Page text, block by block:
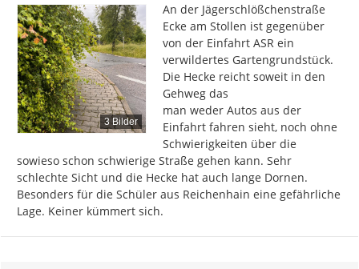
3 Bilder
An der Jägerschlößchenstraße
Ecke am Stollen ist gegenüber
von der Einfahrt ASR ein
verwildertes Gartengrundstück.
Die Hecke reicht soweit in den
Gehweg das
man weder Autos aus der
Einfahrt fahren sieht, noch ohne
Schwierigkeiten über die
sowieso schon schwierige Straße gehen kann. Sehr
schlechte Sicht und die Hecke hat auch lange Dornen.
Besonders für die Schüler aus Reichenhain eine gefährliche
Lage. Keiner kümmert sich.